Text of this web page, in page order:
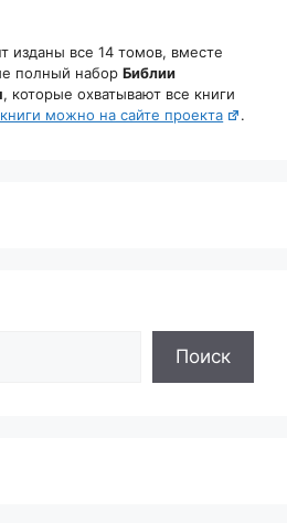
изданы все 14 томов, вместе
полный набор Библии
, которые охватывают все книги
книги можно на сайте проекта .
Поиск